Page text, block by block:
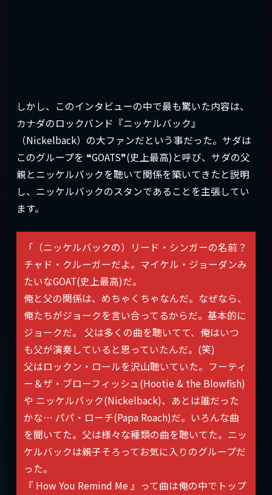
しかし、このインタビューの中で最も驚いた内容は、
カナダのロックバンド『ニッケルバック』
（Nickelback）の大ファンだという事だった。サダは
このグループを ❝GOATS❞(史上最高)と呼び、サダの父
親とニッケルバックを聴いて関係を築いてきたと説明
し、ニッケルバックのスタンであることを主張してい
ます。
「（ニッケルバックの）リード・シンガーの名前？
チャド・クルーガーだよ。マイケル・ジョーダンみ
たいなGOAT(史上最高)だ。
俺と父の関係は、めちゃくちゃなんだ。なぜなら、
俺たちがジョークを言い合ってるからだ。基本的に
ジョークだ。 父は多くの曲を聴いてて、俺はいつ
も父が演奏していると思っていたんだ。(笑)
父はロックン・ロールを沢山聴いていた。フーティ
ー＆ザ・ブローフィッシュ(Hootie & the Blowfish)
や ニッケルバック(Nickelback)、あとは誰だった
かな… パパ・ローチ(Papa Roach)だ。いろんな曲
を聞いてた。父は様々な種類の曲を聴いてた。ニッ
ケルバックは親子そろってお気に入りのグループだ
った。
『 How You Remind Me 』って曲は俺の中でトップ